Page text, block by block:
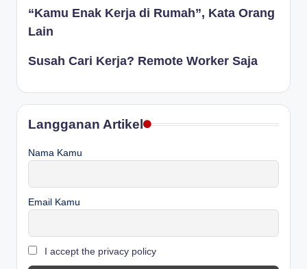
“Kamu Enak Kerja di Rumah”, Kata Orang
Lain
Susah Cari Kerja? Remote Worker Saja
Langganan Artikel
Nama Kamu
Email Kamu
I accept the privacy policy